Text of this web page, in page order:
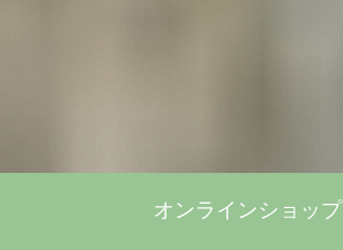
オンラインショップ